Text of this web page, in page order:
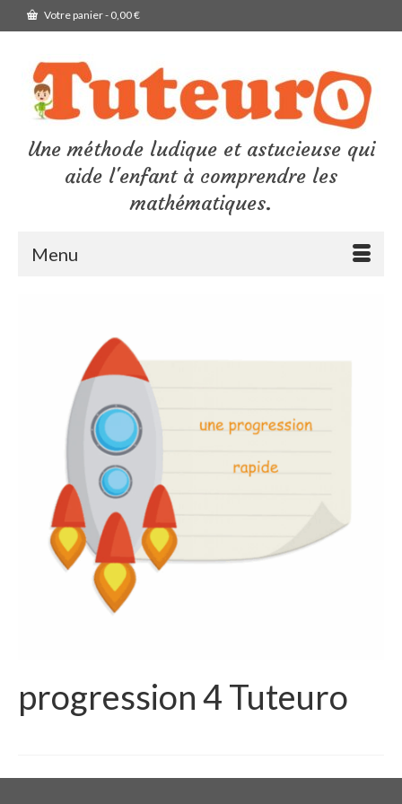
Votre panier- 0,00€
Une méthode ludique et astucieuse qui
aide l'enfant à comprendre les
mathématiques.
Menu
progression 4 Tuteuro